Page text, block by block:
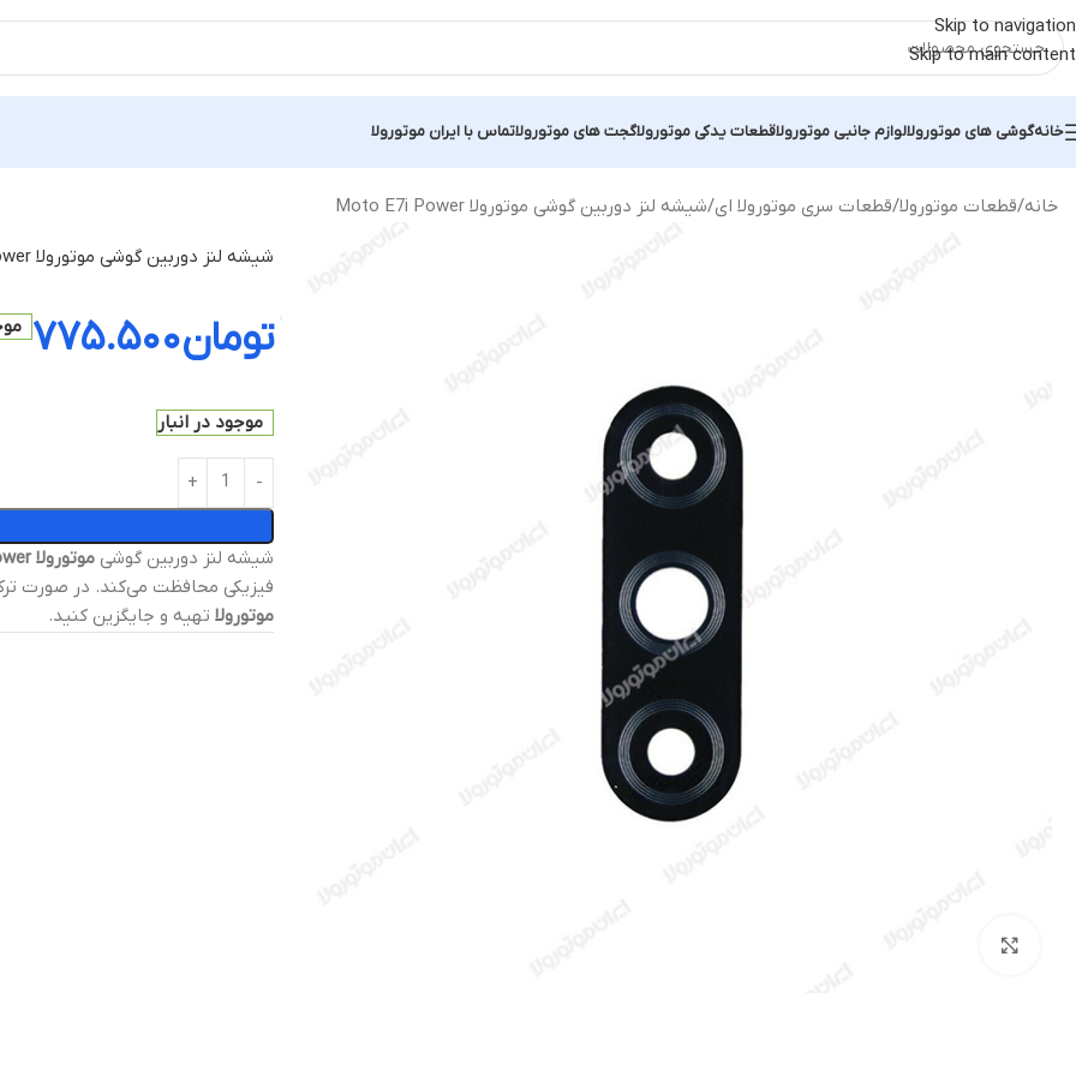
Skip to navigation
Skip to main content
خانهگوشی های موتورولالوازم جانبی موتورولاقطعات یدکی موتورولاگجت های موتورولاتماس با ایران موتورولا
خانه قطعات موتورولا قطعات سری موتورولا ای شیشه لنز دوربین گوشی موتورولا Moto E7i Power
شیشه لنز دوربین گوشی موتورولا Moto E7i Power
تومان۷۷۵.۵۰۰
موجود در انبار
شیشه لنز دوربین گوشی موتورولا Moto E7i Power
فیزیکی محافظت می‌کند. در صورت ترک
موتورولاتهیه و جایگزین کنید.